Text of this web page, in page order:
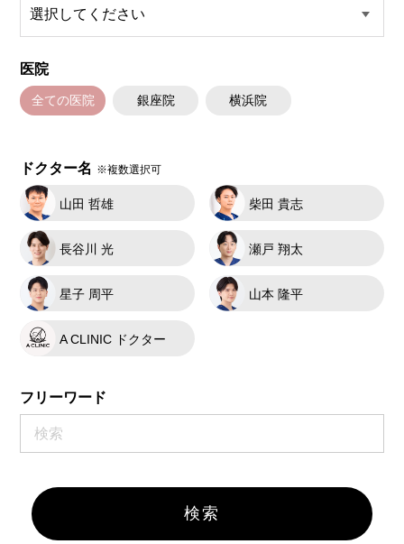
医院
全ての医院 銀座院 横浜院
ドクター名 ※複数選択可
山田 哲雄 柴田 貴志
長谷川 光 瀬戸 翔太
星子 周平 山本 隆平
A CLINIC ドクター
フリーワード